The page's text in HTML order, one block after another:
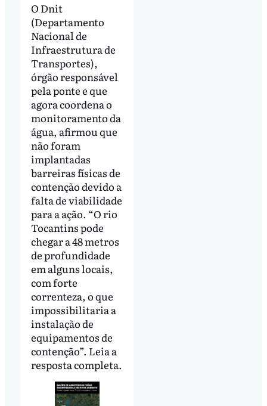
O Dnit
(Departamento
Nacional de
Infraestrutura de
Transportes),
órgão responsável
pela ponte e que
agora coordena o
monitoramento da
água, afirmou que
não foram
implantadas
barreiras físicas de
contenção devido a
falta de viabilidade
para a ação. “O rio
Tocantins pode
chegar a 48 metros
de profundidade
em alguns locais,
com forte
correnteza, o que
impossibilitaria a
instalação de
equipamentos de
contenção”. Leia a
resposta completa.